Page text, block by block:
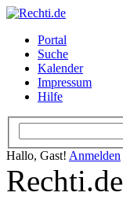
Portal
Suche
Kalender
Impressum
Hilfe
Hallo, Gast! Anmelden
Rechti.de